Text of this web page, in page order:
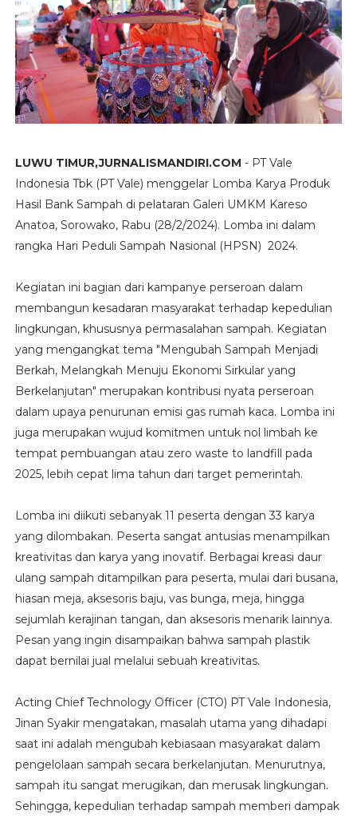
LUWU TIMUR,JURNALISMANDIRI.COM - PT Vale
Indonesia Tbk (PT Vale) menggelar Lomba Karya Produk
Hasil Bank Sampah di pelataran Galeri UMKM Kareso
Anatoa, Sorowako, Rabu (28/2/2024). Lomba ini dalam
rangka Hari Peduli Sampah Nasional (HPSN) 2024.
Kegiatan ini bagian dari kampanye perseroan dalam
membangun kesadaran masyarakat terhadap kepedulian
lingkungan, khususnya permasalahan sampah. Kegiatan
yang mengangkat tema "Mengubah Sampah Menjadi
Berkah, Melangkah Menuju Ekonomi Sirkular yang
Berkelanjutan" merupakan kontribusi nyata perseroan
dalam upaya penurunan emisi gas rumah kaca. Lomba ini
juga merupakan wujud komitmen untuk nol limbah ke
tempat pembuangan atau zero waste to landfill pada
2025, lebih cepat lima tahun dari target pemerintah.
Lomba ini diikuti sebanyak 11 peserta dengan 33 karya
yang dilombakan. Peserta sangat antusias menampilkan
kreativitas dan karya yang inovatif. Berbagai kreasi daur
ulang sampah ditampilkan para peserta, mulai dari busana,
hiasan meja, aksesoris baju, vas bunga, meja, hingga
sejumlah kerajinan tangan, dan aksesoris menarik lainnya.
Pesan yang ingin disampaikan bahwa sampah plastik
dapat bernilai jual melalui sebuah kreativitas.
Acting Chief Technology Officer (CTO) PT Vale Indonesia,
Jinan Syakir mengatakan, masalah utama yang dihadapi
saat ini adalah mengubah kebiasaan masyarakat dalam
pengelolaan sampah secara berkelanjutan. Menurutnya,
sampah itu sangat merugikan, dan merusak lingkungan.
Sehingga, kepedulian terhadap sampah memberi dampak